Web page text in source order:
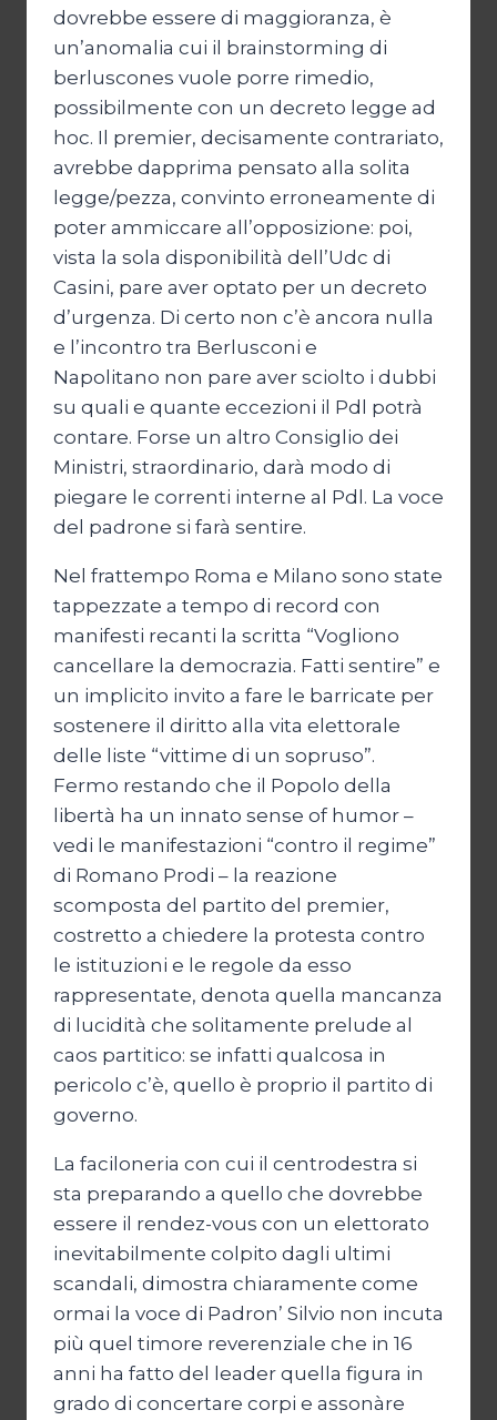
dovrebbe essere di maggioranza, è
un’anomalia cui il brainstorming di
berluscones vuole porre rimedio,
possibilmente con un decreto legge ad
hoc. Il premier, decisamente contrariato,
avrebbe dapprima pensato alla solita
legge/pezza, convinto erroneamente di
poter ammiccare all’opposizione: poi,
vista la sola disponibilità dell’Udc di
Casini, pare aver optato per un decreto
d’urgenza. Di certo non c’è ancora nulla
e l’incontro tra Berlusconi e
Napolitano non pare aver sciolto i dubbi
su quali e quante eccezioni il Pdl potrà
contare. Forse un altro Consiglio dei
Ministri, straordinario, darà modo di
piegare le correnti interne al Pdl. La voce
del padrone si farà sentire.
Nel frattempo Roma e Milano sono state
tappezzate a tempo di record con
manifesti recanti la scritta “Vogliono
cancellare la democrazia. Fatti sentire” e
un implicito invito a fare le barricate per
sostenere il diritto alla vita elettorale
delle liste “vittime di un sopruso”.
Fermo restando che il Popolo della
libertà ha un innato sense of humor –
vedi le manifestazioni “contro il regime”
di Romano Prodi – la reazione
scomposta del partito del premier,
costretto a chiedere la protesta contro
le istituzioni e le regole da esso
rappresentate, denota quella mancanza
di lucidità che solitamente prelude al
caos partitico: se infatti qualcosa in
pericolo c’è, quello è proprio il partito di
governo.
La faciloneria con cui il centrodestra si
sta preparando a quello che dovrebbe
essere il rendez-vous con un elettorato
inevitabilmente colpito dagli ultimi
scandali, dimostra chiaramente come
ormai la voce di Padron’ Silvio non incuta
più quel timore reverenziale che in 16
anni ha fatto del leader quella figura in
grado di concertare corpi e assonàre